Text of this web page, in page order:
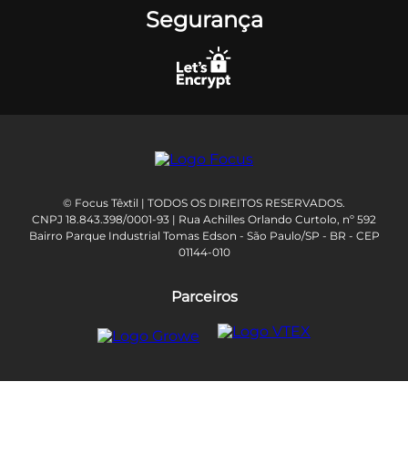
Segurança
© Focus Têxtil | TODOS OS DIREITOS RESERVADOS.
CNPJ 18.843.398/0001-93 | Rua Achilles Orlando Curtolo, nº 592
Bairro Parque Industrial Tomas Edson - São Paulo/SP - BR - CEP
01144-010
Parceiros